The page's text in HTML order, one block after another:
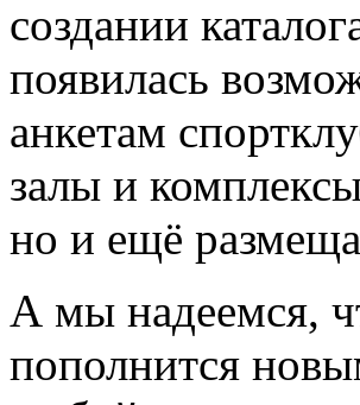
создании
появилась
анкетам
залы и
но и ещё
А мы надеемся,
пополнится